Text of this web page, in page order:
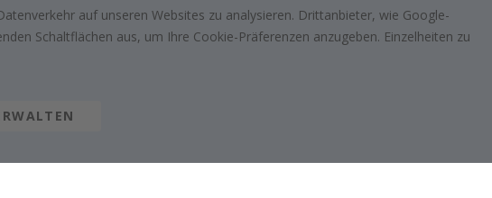
zu stornieren
Fliesenaufkleber
Poster
auf unseren Websites zu analysieren. Drittanbieter, wie Google-
Schaltflächen aus, um Ihre Cookie-Präferenzen anzugeben. Einzelheiten zu